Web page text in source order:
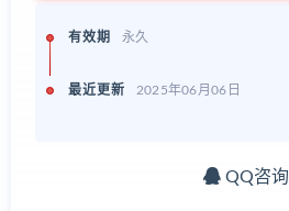
有效期 永久
最近更新 2025年06月06日
QQ咨询